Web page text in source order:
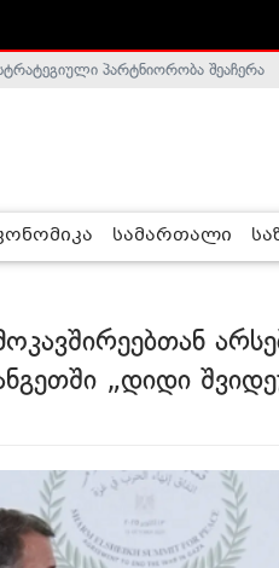
არალეგიტიმურია -
პარტნიორობა შეაჩერა
სამართალი
„დიდი